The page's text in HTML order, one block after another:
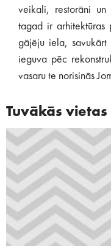
veikali, restorāni
tagad ir arhitektūras
gājēju iela, savukārt
ieguva pēc
vasaru te norisinās
Tuvākās vietas